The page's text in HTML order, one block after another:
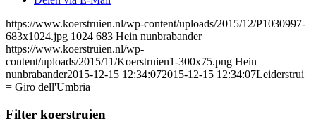
https://www.koerstruien.nl/wp-content/uploads/2015/12/P1030997-
683x1024.jpg 1024 683 Hein nunbrabander
https://www.koerstruien.nl/wp-
content/uploads/2015/11/Koerstruien1-300x75.png Hein
nunbrabander2015-12-15 12:34:072015-12-15 12:34:07Leiderstrui
= Giro dell'Umbria
Filter koerstruien